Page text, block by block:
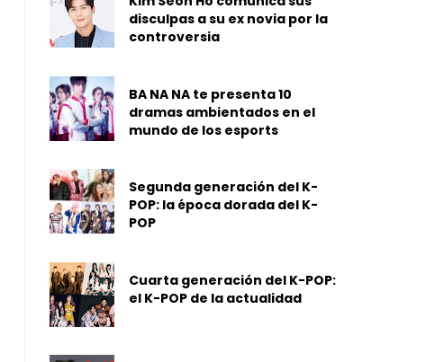
disculpas a su ex novia por la
controversia
BA NA NA te presenta 10
dramas ambientados en el
mundo de los esports
Segunda generación del K-
POP: la época dorada del K-
POP
Cuarta generación del K-POP:
el K-POP de la actualidad